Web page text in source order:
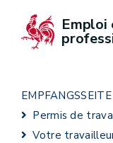
Emploi
EMPFANGSSEITE
Permis de
Votre